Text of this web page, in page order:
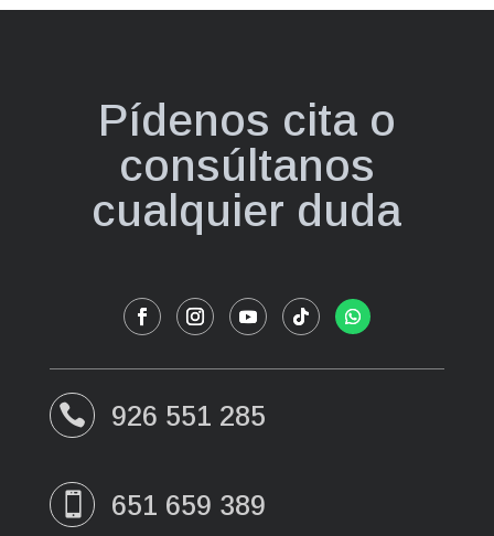
Pídenos cita o
consúltanos
cualquier duda
 926 551 285
 651 659 389